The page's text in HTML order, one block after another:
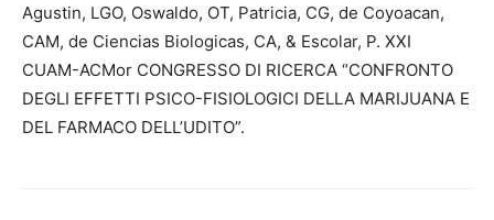
Agustin, LGO, Oswaldo, OT, Patricia, CG, de Coyoacan,
CAM, de Ciencias Biologicas, CA, & Escolar, P. XXI
CUAM-ACMor CONGRESSO DI RICERCA “CONFRONTO
DEGLI EFFETTI PSICO-FISIOLOGICI DELLA MARIJUANA E
DEL FARMACO DELL’UDITO”.